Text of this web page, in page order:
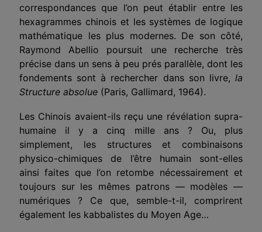
correspondances que l’on peut établir entre les
hexagrammes chinois et les systèmes de logique
mathématique les plus modernes. De son côté,
Raymond Abellio poursuit une recherche très
précise dans un sens à peu prés parallèle, dont les
fondements sont à rechercher dans son livre, la
Structure absolue (Paris, Gallimard, 1964).
Les Chinois avaient-ils reçu une révélation supra-
humaine il y a cinq mille ans ? Ou, plus
simplement, les structures et combinaisons
physico-chimiques de l’être humain sont-elles
ainsi faites que l’on retombe nécessairement et
toujours sur les mêmes patrons — modèles —
numériques ? Ce que, semble-t-il, comprirent
également les kabbalistes du Moyen Age…